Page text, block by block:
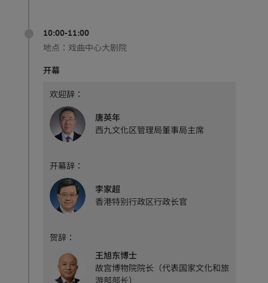
10:00-11:00
地点： 戏曲中心大剧院
开幕
欢迎辞：
唐英年
西九文化区管理局董事局主席
开幕辞：
李家超
香港特别行政区行政长官
贺辞：
王旭东博士
故宫博物院院长（代表国家文化和旅
游部部长）